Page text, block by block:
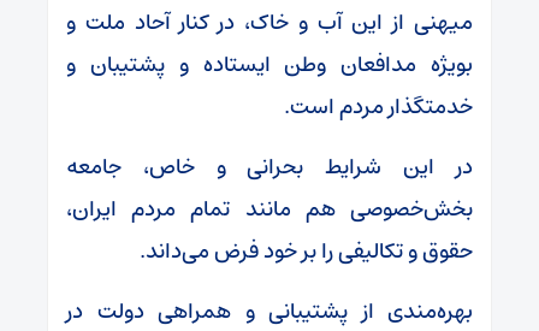
میهنی از این آب و خاک، در کنار آحاد ملت و
بویژه مدافعان وطن ایستاده و پشتیبان و
خدمتگذار مردم است.
در این شرایط بحرانی و خاص، جامعه
بخش‌خصوصی هم مانند تمام مردم ایران،
حقوق و تکالیفی را بر خود فرض می‌داند.
بهره‌مندی از پشتیبانی و همراهی دولت در